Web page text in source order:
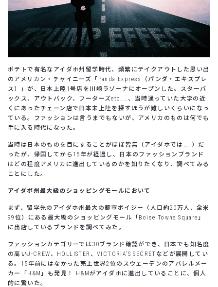
ポテトで有名なアイダホ州留学時代、頻繁にテイクアウトした思い出
のアメリカン・チャイニーズ「Panda Express（パンダ・エキスプレ
ス）」が、日本上陸1号店を川崎ラゾーナにオープンした。スターバ
ックス、アウトバック、フーターズetc……、当時通っていた大学の近
くにあったチェーン店で日本未上陸を探すほうが難しいくらいになっ
ている。ファッションは言うまでもないが、アメリカのものは何でも
手に入る時代になった。
当時は日本のものを目にすることがほぼ皆無（アイダホでは……）だ
ったが、帰国してから15年が経過し、日本のファッションブランド
はどの程度アメリカに進出しているのかを知りたくなり、調べてみる
ことにした。
アイダボ州最大級のショッピングモールにおいて
まず、留学先のアイダホ州最大の都市ボイジー（人口約20万人、全米
99位）にある最大級のショッピングモール「Boise Towne Square」
に出店しているブランドを調べてみた。
ファッションカテゴリーでは30ブランド確認ができ、日本でも知名度
の高いJ-CREW、HOLLISTER、VICTORIA’S SECRETなどが展開してい
る。15年前にはなかった売上世界2位のスウェーデンのアパレルメー
カー「H&M」も発見！ H&Mがアイダホに進出していることに、個人
的に驚いた。